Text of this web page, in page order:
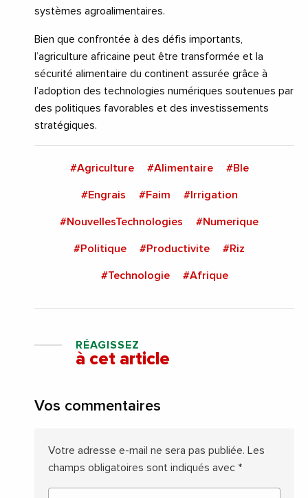
systèmes agroalimentaires.
Bien que confrontée à des défis importants,
l’agriculture africaine peut être transformée et la
sécurité alimentaire du continent assurée grâce à
l’adoption des technologies numériques soutenues par
des politiques favorables et des investissements
stratégiques.
#Agriculture #Alimentaire #Ble
#Engrais #Faim #Irrigation
#NouvellesTechnologies #Numerique
#Politique #Productivite #Riz
#Technologie #Afrique
RÉAGISSEZ
à cet article
Vos commentaires
Votre adresse e-mail ne sera pas publiée. Les
champs obligatoires sont indiqués avec *